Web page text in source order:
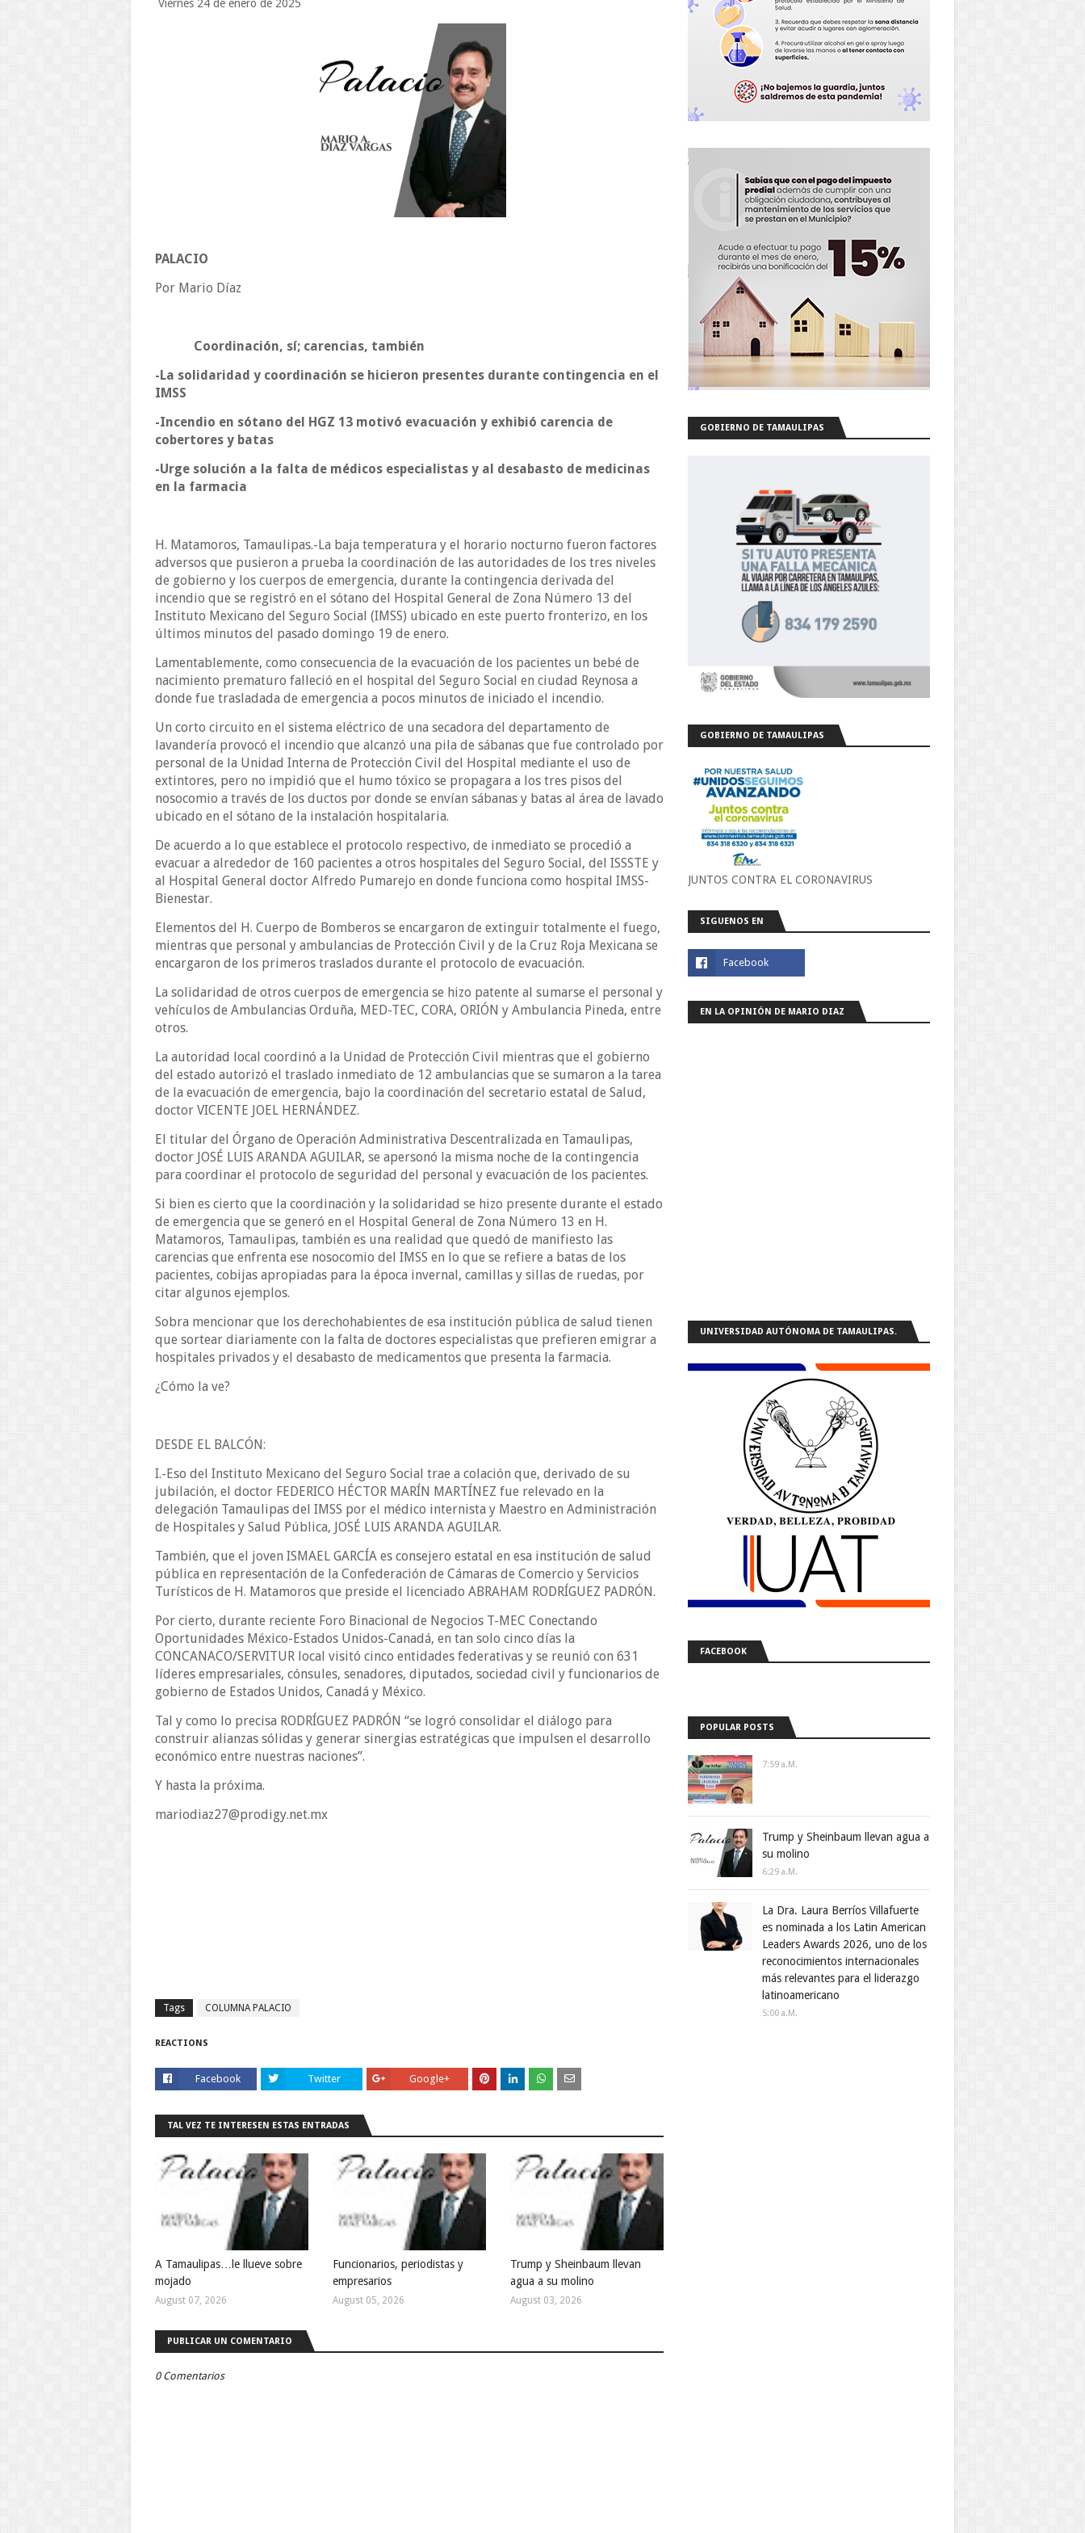
Viernes 24 de enero de 2025
PALACIO
Por Mario Díaz
Coordinación, sí; carencias, también
-La solidaridad y coordinación se hicieron presentes durante contingencia en el
IMSS
-Incendio en sótano del HGZ 13 motivó evacuación y exhibió carencia de
cobertores y batas
-Urge solución a la falta de médicos especialistas y al desabasto de medicinas
en la farmacia
H. Matamoros, Tamaulipas.-La baja temperatura y el horario nocturno fueron factores
adversos que pusieron a prueba la coordinación de las autoridades de los tres niveles
de gobierno y los cuerpos de emergencia, durante la contingencia derivada del
incendio que se registró en el sótano del Hospital General de Zona Número 13 del
Instituto Mexicano del Seguro Social (IMSS) ubicado en este puerto fronterizo, en los
últimos minutos del pasado domingo 19 de enero.
Lamentablemente, como consecuencia de la evacuación de los pacientes un bebé de
nacimiento prematuro falleció en el hospital del Seguro Social en ciudad Reynosa a
donde fue trasladada de emergencia a pocos minutos de iniciado el incendio.
Un corto circuito en el sistema eléctrico de una secadora del departamento de
lavandería provocó el incendio que alcanzó una pila de sábanas que fue controlado por
personal de la Unidad Interna de Protección Civil del Hospital mediante el uso de
extintores, pero no impidió que el humo tóxico se propagara a los tres pisos del
nosocomio a través de los ductos por donde se envían sábanas y batas al área de lavado
ubicado en el sótano de la instalación hospitalaria.
De acuerdo a lo que establece el protocolo respectivo, de inmediato se procedió a
evacuar a alrededor de 160 pacientes a otros hospitales del Seguro Social, del ISSSTE y
al Hospital General doctor Alfredo Pumarejo en donde funciona como hospital IMSS-
Bienestar.
Elementos del H. Cuerpo de Bomberos se encargaron de extinguir totalmente el fuego,
mientras que personal y ambulancias de Protección Civil y de la Cruz Roja Mexicana se
encargaron de los primeros traslados durante el protocolo de evacuación.
La solidaridad de otros cuerpos de emergencia se hizo patente al sumarse el personal y
vehículos de Ambulancias Orduña, MED-TEC, CORA, ORIÓN y Ambulancia Pineda, entre
otros.
La autoridad local coordinó a la Unidad de Protección Civil mientras que el gobierno
del estado autorizó el traslado inmediato de 12 ambulancias que se sumaron a la tarea
de la evacuación de emergencia, bajo la coordinación del secretario estatal de Salud,
doctor VICENTE JOEL HERNÁNDEZ.
El titular del Órgano de Operación Administrativa Descentralizada en Tamaulipas,
doctor JOSÉ LUIS ARANDA AGUILAR, se apersonó la misma noche de la contingencia
para coordinar el protocolo de seguridad del personal y evacuación de los pacientes.
Si bien es cierto que la coordinación y la solidaridad se hizo presente durante el estado
de emergencia que se generó en el Hospital General de Zona Número 13 en H.
Matamoros, Tamaulipas, también es una realidad que quedó de manifiesto las
carencias que enfrenta ese nosocomio del IMSS en lo que se refiere a batas de los
pacientes, cobijas apropiadas para la época invernal, camillas y sillas de ruedas, por
citar algunos ejemplos.
Sobra mencionar que los derechohabientes de esa institución pública de salud tienen
que sortear diariamente con la falta de doctores especialistas que prefieren emigrar a
hospitales privados y el desabasto de medicamentos que presenta la farmacia.
¿Cómo la ve?
DESDE EL BALCÓN:
I.-Eso del Instituto Mexicano del Seguro Social trae a colación que, derivado de su
jubilación, el doctor FEDERICO HÉCTOR MARÍN MARTÍNEZ fue relevado en la
delegación Tamaulipas del IMSS por el médico internista y Maestro en Administración
de Hospitales y Salud Pública, JOSÉ LUIS ARANDA AGUILAR.
También, que el joven ISMAEL GARCÍA es consejero estatal en esa institución de salud
pública en representación de la Confederación de Cámaras de Comercio y Servicios
Turísticos de H. Matamoros que preside el licenciado ABRAHAM RODRÍGUEZ PADRÓN.
Por cierto, durante reciente Foro Binacional de Negocios T-MEC Conectando
Oportunidades México-Estados Unidos-Canadá, en tan solo cinco días la
CONCANACO/SERVITUR local visitó cinco entidades federativas y se reunió con 631
líderes empresariales, cónsules, senadores, diputados, sociedad civil y funcionarios de
gobierno de Estados Unidos, Canadá y México.
Tal y como lo precisa RODRÍGUEZ PADRÓN “se logró consolidar el diálogo para
construir alianzas sólidas y generar sinergias estratégicas que impulsen el desarrollo
económico entre nuestras naciones”.
Y hasta la próxima.
mariodiaz27@prodigy.net.mx
Tags COLUMNA PALACIO
REACTIONS
Facebook Twitter Google+
TAL VEZ TE INTERESEN ESTAS ENTRADAS
A Tamaulipas…le llueve sobre
mojado
August 07, 2026
Funcionarios, periodistas y
empresarios
August 05, 2026
Trump y Sheinbaum llevan
agua a su molino
August 03, 2026
PUBLICAR UN COMENTARIO
0 Comentarios
GOBIERNO DE TAMAULIPAS
GOBIERNO DE TAMAULIPAS
JUNTOS CONTRA EL CORONAVIRUS
SIGUENOS EN
EN LA OPINIÓN DE MARIO DIAZ
UNIVERSIDAD AUTÓNOMA DE TAMAULIPAS.
FACEBOOK
POPULAR POSTS
7:59 A.m.
Trump y Sheinbaum llevan agua a
su molino
6:29 A.m.
La Dra. Laura Berríos Villafuerte
es nominada a los Latin American
Leaders Awards 2026, uno de los
reconocimientos internacionales
más relevantes para el liderazgo
latinoamericano
5:00 A.m.